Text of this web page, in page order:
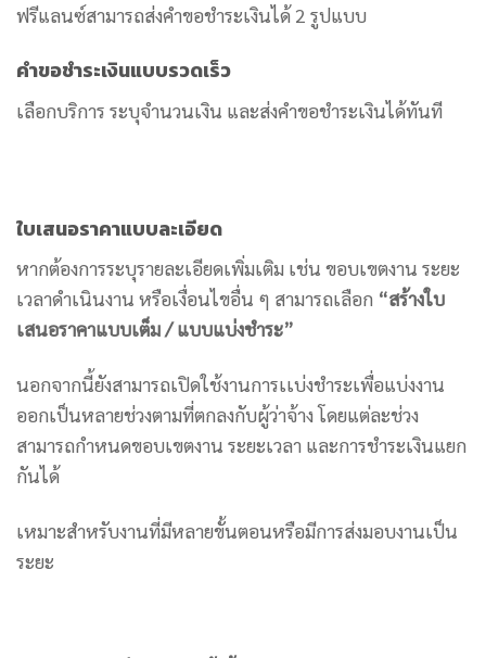
ฟรีแลนซ์สามารถส่งคำขอชำระเงินได้ 2 รูปแบบ
คำขอชำระเงินแบบรวดเร็ว
เลือกบริการ ระบุจำนวนเงิน และส่งคำขอชำระเงินได้ทันที
ใบเสนอราคาแบบละเอียด
หากต้องการระบุรายละเอียดเพิ่มเติม เช่น ขอบเขตงาน ระยะ
เวลาดำเนินงาน หรือเงื่อนไขอื่น ๆ สามารถเลือก “สร้างใบ
เสนอราคาแบบเต็ม / แบบแบ่งชำระ”
นอกจากนี้ยังสามารถเปิดใช้งานการเเบ่งชำระเพื่อแบ่งงาน
ออกเป็นหลายช่วงตามที่ตกลงกับผู้ว่าจ้าง โดยแต่ละช่วง
สามารถกำหนดขอบเขตงาน ระยะเวลา และการชำระเงินแยก
กันได้
เหมาะสำหรับงานที่มีหลายขั้นตอนหรือมีการส่งมอบงานเป็น
ระยะ